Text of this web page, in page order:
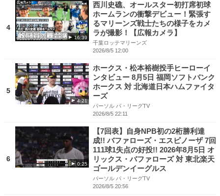
4
16:39
西川史礁、オールスター初打席初球
ホームランの衝撃デビュー！緊張す
るマリーンズ戦士たちの様子をカメ
ラが撮影！【広報カメラ】
千葉ロッテマリーンズ
2026/8/5 12:00
5
4:21
ホークス・松本裕樹投手ヒーローイ
ンタビュー 8月5日 福岡ソフトバンク
ホークス 対 北海道日本ハムファイタ
ーズ
パーソル パ・リーグTV
2026/8/5 22:11
6
0:25
【7回表】自身NPB初の2桁勝利達
成!! バファローズ・エスピノーザ 7回
111球1失点の好投!! 2026年8月5日 オ
リックス・バファローズ 対 東北楽天
ゴールデンイーグルス
パーソル パ・リーグTV
2026/8/5 20:56